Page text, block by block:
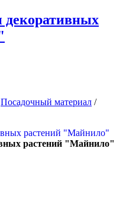
Посадочный материал /
растений "Майнило"